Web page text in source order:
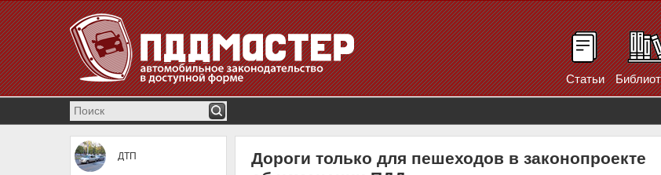
Статьи
ДТП
Дороги только для пешеходов в законопроекте